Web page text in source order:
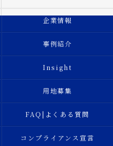
企業情報
事例紹介
Insight
用地募集
FAQ|よくある質問
コンプライアンス宣言